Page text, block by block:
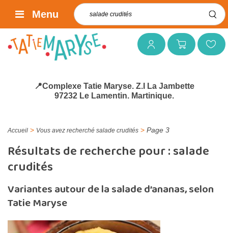
Mon compteMon panierMes favoris
Rechercher :
Menu
📍Complexe Tatie Maryse. Z.I La Jambette
97232 Le Lamentin. Martinique.
Accueil > Vous avez recherché salade crudités > Page 3
Résultats de recherche pour :salade
crudités
Variantes autour de la salade d’ananas, selon
Tatie Maryse